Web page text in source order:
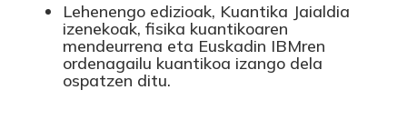
Lehenengo edizioak, Kuantika Jaialdia
izenekoak, fisika kuantikoaren
mendeurrena eta Euskadin IBMren
ordenagailu kuantikoa izango dela
ospatzen ditu.